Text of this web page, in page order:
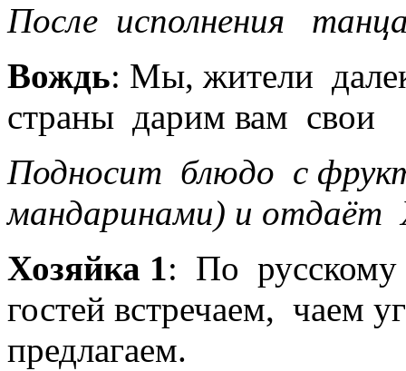
После исполнения
Вождь: Мы, жители
страны дарим вам свои
Подносит блюдо с
мандаринами) и отдаёт
Хозяйка 1: По русскому
гостей встречаем, чаем
предлагаем.